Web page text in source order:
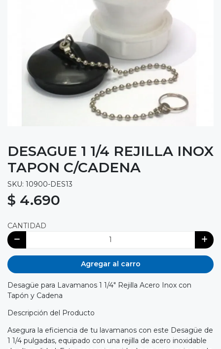
DESAGUE 1 1/4 REJILLA INOX
TAPON C/CADENA
SKU: 10900-DES13
$ 4.690
CANTIDAD
Agregar al carro
Desagüe para Lavamanos 1 1/4" Rejilla Acero Inox con
Tapón y Cadena
Descripción del Producto
Asegura la eficiencia de tu lavamanos con este Desagüe de
1 1/4 pulgadas, equipado con una rejilla de acero inoxidable